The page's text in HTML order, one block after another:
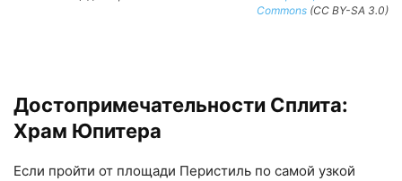
Commons (CC BY-SA 3.0)
Достопримечательности Сплита:
Храм Юпитера
Если пройти от площади Перистиль по самой узкой